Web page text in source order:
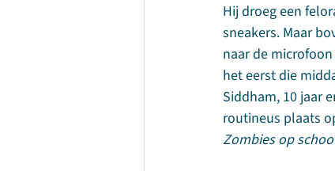
Hij droeg een
sneakers. Maar
naar de
het eerst die
Siddham, 10 jaar
routineus plaats
Zombies op